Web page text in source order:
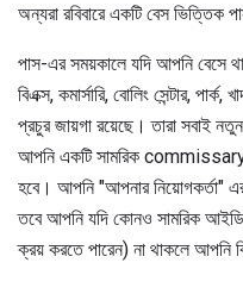
অন্যরা রবিবারে একটি বেস ভিত্তিক
পাস-এর সময়কালে যদি আপনি বেসে
বিএক্স, কমার্সারি, বোলিং সেন্টার,
প্রচুর জায়গা রয়েছে। তারা সবাই
আপনি একটি সামরিক commissary
হবে। আপনি "আপনার নিয়োগকর্তা"
তবে আপনি যদি কোনও সামরিক
ক্রয় করতে পারেন) না থাকলে আপনি